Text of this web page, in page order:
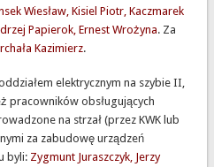
Wiesław, Kisiel Piotr, Kaczmarek
Papierok, Ernest Wrożyna. Za
Kazimierz.
elektrycznym na szybie II,
pracowników obsługujących
na strzał (przez KWK lub
za zabudowę urządzeń
byli: Zygmunt Juraszczyk, Jerzy